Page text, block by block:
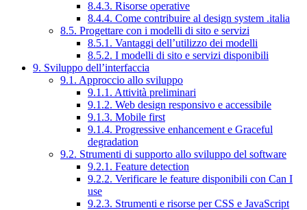
8.4.3. Risorse operative
8.4.4. Come contribuire al design system .italia
8.5. Progettare con i modelli di sito e servizi
8.5.1. Vantaggi dell’utilizzo dei modelli
8.5.2. I modelli di sito e servizi disponibili
9. Sviluppo dell’interfaccia
9.1. Approccio allo sviluppo
9.1.1. Attività preliminari
9.1.2. Web design responsivo e accessibile
9.1.3. Mobile first
9.1.4. Progressive enhancement e Graceful
degradation
9.2. Strumenti di supporto allo sviluppo del software
9.2.1. Feature detection
9.2.2. Verificare le feature disponibili con Can I
use
9.2.3. Strumenti e risorse per CSS e JavaScript